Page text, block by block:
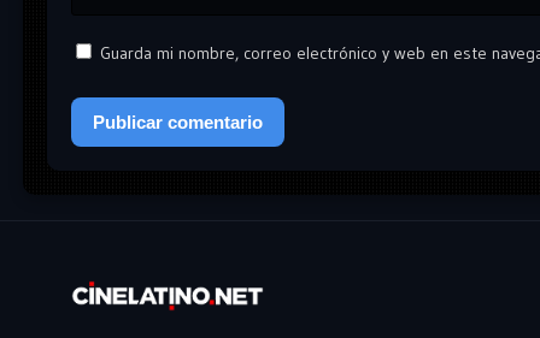
Guarda mi nombre, correo electrónico y web en este